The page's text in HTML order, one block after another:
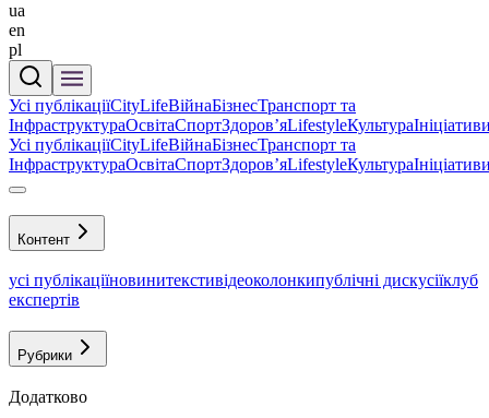
ua
en
pl
Усі публікаціїCityLifeВійнаБізнесТранспорт та
ІнфраструктураОсвітаСпортЗдоровʼяLifestyleКультура
Усі публікаціїCityLifeВійнаБізнесТранспорт та
ІнфраструктураОсвітаСпортЗдоровʼяLifestyleКультура
Контент
усі публікаціїновинитекстивідеоколонкипублічні дискусіїклуб
експертів
Рубрики
Додатково